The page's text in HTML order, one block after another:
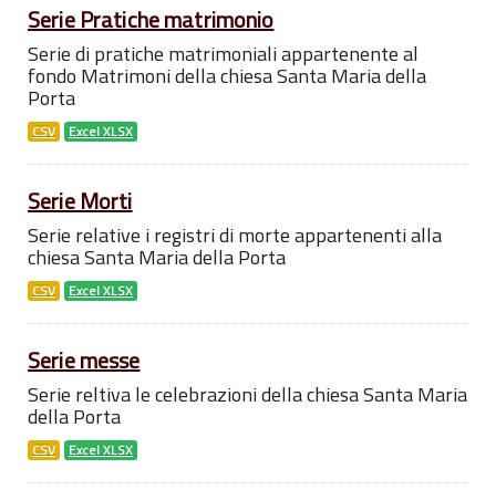
Serie Pratiche matrimonio
Serie di pratiche matrimoniali appartenente al
fondo Matrimoni della chiesa Santa Maria della
Porta
CSV Excel XLSX
Serie Morti
Serie relative i registri di morte appartenenti alla
chiesa Santa Maria della Porta
CSV Excel XLSX
Serie messe
Serie reltiva le celebrazioni della chiesa Santa Maria
della Porta
CSV Excel XLSX